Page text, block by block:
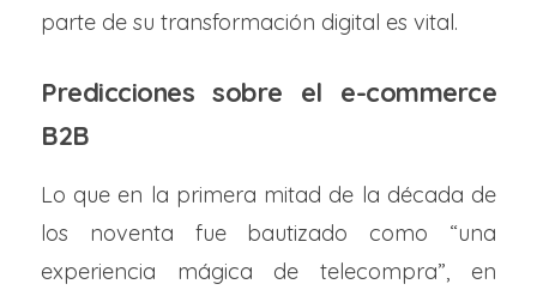
parte de su transformación digital es vital.
Predicciones sobre el e-commerce
B2B
Lo que en la primera mitad de la década de
los noventa fue bautizado como “una
experiencia mágica de telecompra”, en